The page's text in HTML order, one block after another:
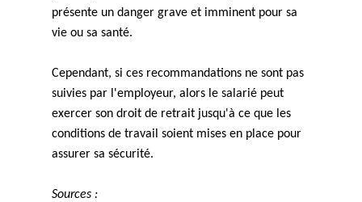
présente un danger grave et imminent pour sa
vie ou sa santé.
Cependant, si ces recommandations ne sont pas
suivies par l'employeur, alors le salarié peut
exercer son droit de retrait jusqu'à ce que les
conditions de travail soient mises en place pour
assurer sa sécurité.
Sources :